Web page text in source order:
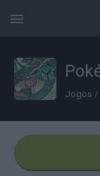
Jogos /